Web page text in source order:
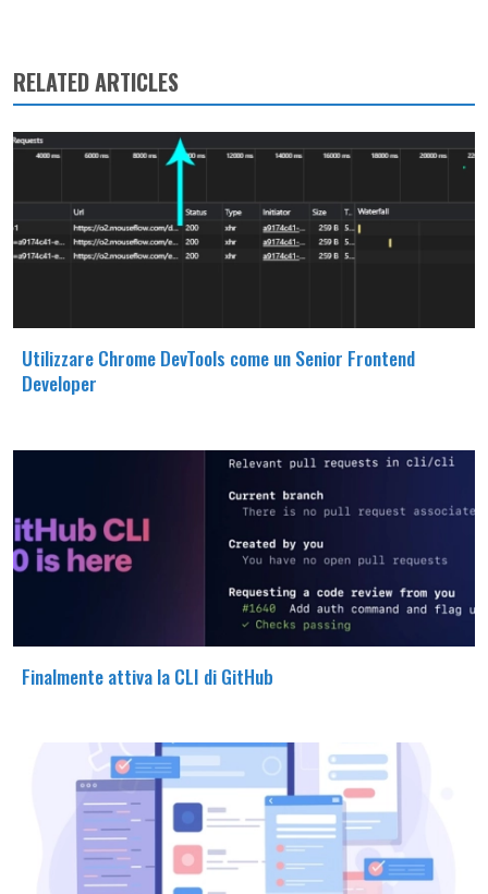
RELATED ARTICLES
Utilizzare Chrome DevTools come un Senior Frontend
Developer
Finalmente attiva la CLI di GitHub